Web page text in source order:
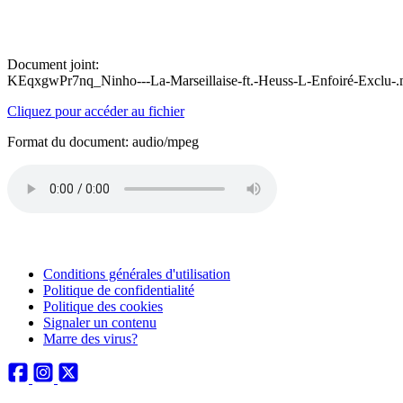
Document joint:
KEqxgwPr7nq_Ninho---La-Marseillaise-ft.-Heuss-L-Enfoiré-Exclu-
Cliquez pour accéder au fichier
Format du document: audio/mpeg
Conditions générales d'utilisation
Politique de confidentialité
Politique des cookies
Signaler un contenu
Marre des virus?